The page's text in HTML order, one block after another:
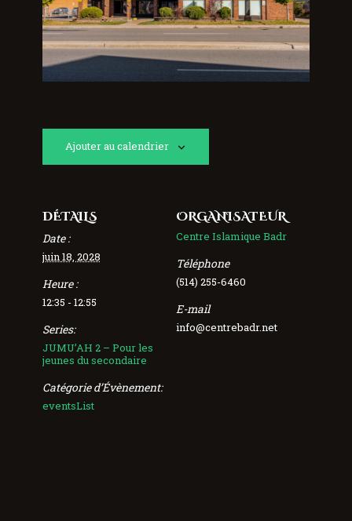
Ajouter au calendrier
DÉTAILS
Date :
juin 18, 2028
Heure :
12:35 - 12:55
Series:
JUMU’AH 2 – Pour les
jeunes du secondaire
Catégorie d’Évènement:
eventsList
ORGANISATEUR
Centre Islamique Badr
Téléphone
(514) 255-6460
E-mail
info@centrebadr.net